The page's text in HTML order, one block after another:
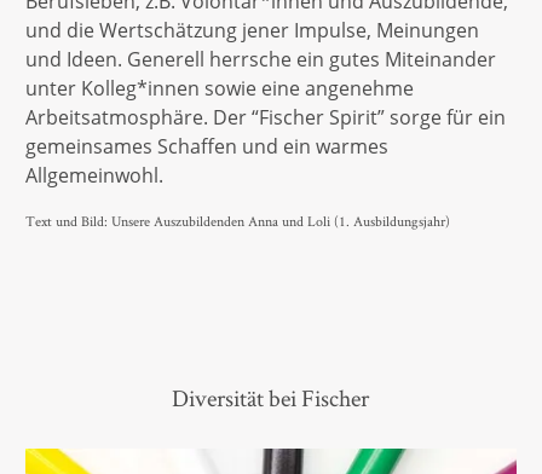
und die Wertschätzung jener Impulse, Meinungen
und Ideen. Generell herrsche ein gutes Miteinander
unter Kolleg*innen sowie eine angenehme
Arbeitsatmosphäre. Der “Fischer Spirit” sorge für ein
gemeinsames Schaffen und ein warmes
Allgemeinwohl.
Text und Bild: Unsere Auszubildenden Anna und Loli (1. Ausbildungsjahr)
Diversität bei Fischer